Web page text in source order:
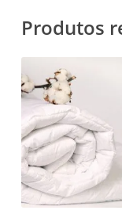
Produtos